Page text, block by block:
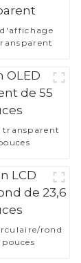
transparent
rond